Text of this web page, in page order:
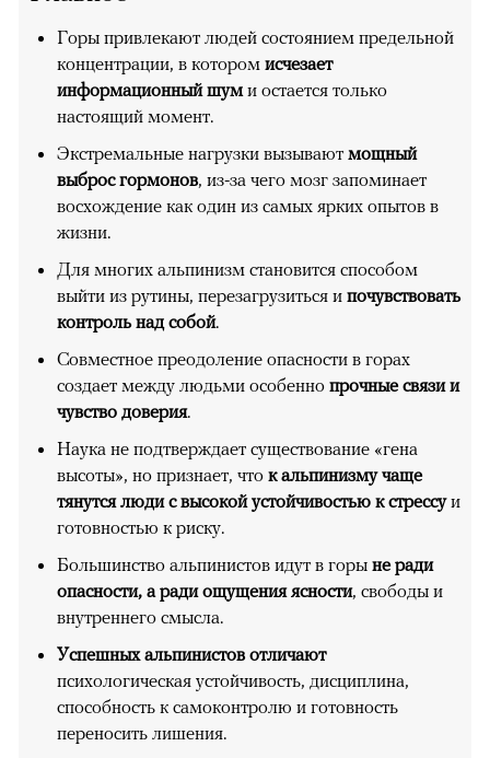
Горы привлекают людей состоянием предельной
концентрации, в котором исчезает
информационный шуми остается только
настоящий момент.
Экстремальные нагрузки вызывают мощный
выброс гормонов, из-за чего мозг запоминает
восхождение как один из самых ярких опытов в
жизни.
Для многих альпинизм становится способом
выйти из рутины, перезагрузиться и почувствовать
контроль над собой.
Совместное преодоление опасности в горах
создает между людьми особенно прочные связи и
чувство доверия.
Наука не подтверждает существование «гена
высоты», но признает, что к альпинизму чаще
тянутся люди с высокой устойчивостью к стрессуи
готовностью к риску.
Большинство альпинистов идут в горы не ради
опасности, а ради ощущения ясности, свободы и
внутреннего смысла.
Успешных альпинистов отличают
психологическая устойчивость, дисциплина,
способность к самоконтролю и готовность
переносить лишения.